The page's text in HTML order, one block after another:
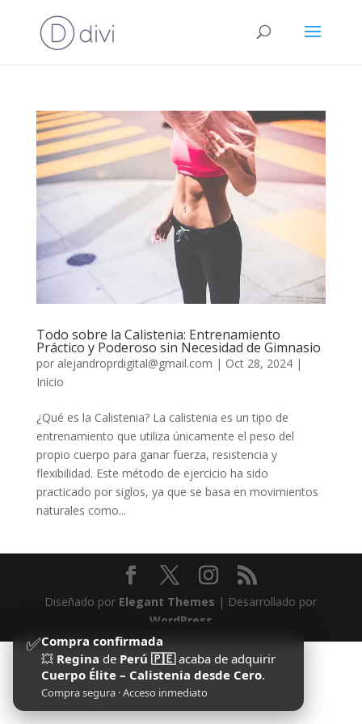
✅Compra confirmada
💥 Regina de Perú 🇵🇪acaba de adquirir
Cuerpo Élite – Calistenia desde Cero.
Compra segura · Acceso inmediato
Todo sobre la Calistenia: Entrenamiento
Práctico y Poderoso sin Necesidad de Gimnasio
por alejandroprdigital@gmail.com | Oct 28, 2024|
Inicio
¿Qué es la Calistenia? La calistenia es un tipo de
entrenamiento que utiliza únicamente el peso del
propio cuerpo para ganar fuerza, resistencia y
flexibilidad. Este método de ejercicio ha sido
practicado por siglos, ya que se basa en movimientos
naturales como...
Diseñado por Elegant Themes | Desarrollado por
WordPress